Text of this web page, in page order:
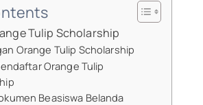
Tulip Scholarship​
Orange Tulip Scholarship​
Orange Tulip
Beasiswa Belanda